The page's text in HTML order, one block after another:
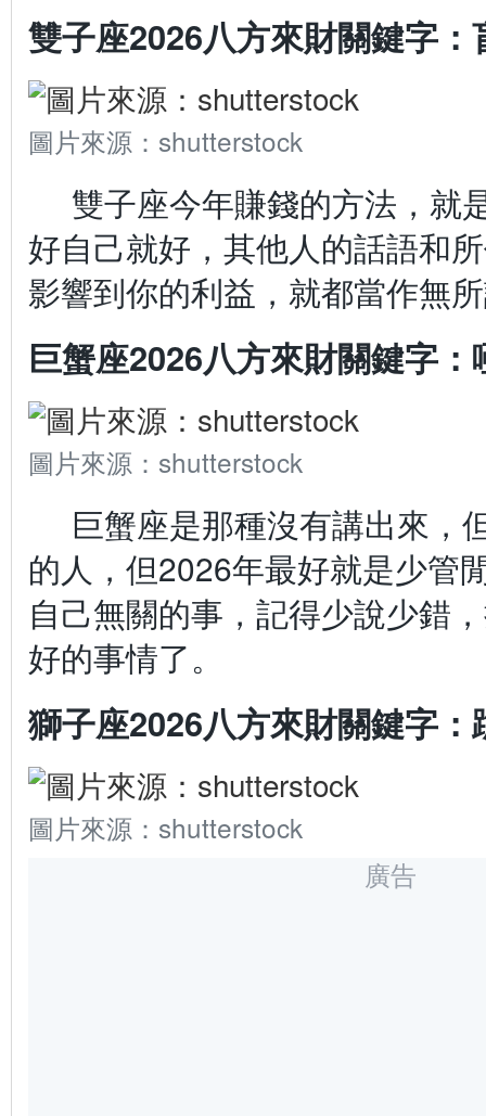
雙子座2026八方來財關鍵字：
圖片來源：shutterstock
雙子座今年賺錢的方法，就
好自己就好，其他人的話語和
影響到你的利益，就都當作無
巨蟹座2026八方來財關鍵字：
圖片來源：shutterstock
巨蟹座是那種沒有講出來，
的人，但2026年最好就是少管
自己無關的事，記得少說少錯
好的事情了。
獅子座2026八方來財關鍵字：
圖片來源：shutterstock
廣告